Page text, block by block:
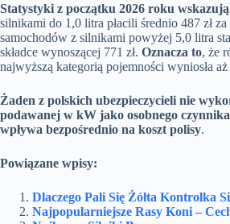
Statystyki z początku 2026 roku wskazują
silnikami do 1,0 litra płacili średnio 487 zł
samochodów z silnikami powyżej 5,0 litra
składce wynoszącej 771 zł. Oznacza to, że
najwyższą kategorią pojemności wyniosła aż
Żaden z polskich ubezpieczycieli nie
podawanej w kW jako osobnego
wpływa bezpośrednio na koszt polisy.
Powiązane wpisy:
Dlaczego Pali Się Żółta Kontrolka
Najpopularniejsze Rasy Koni –